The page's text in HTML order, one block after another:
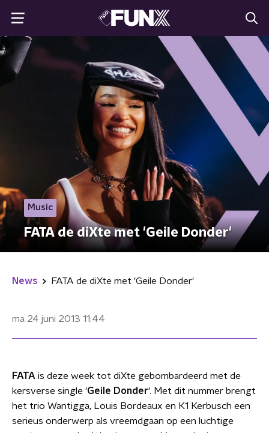
Music
FATA de diXte met 'Geile Donder'
News FATA de diXte met 'Geile Donder'
ma 24 juni 2013 11:44
FATA is deze week tot diXte gebombardeerd met de
kersverse single 'Geile Donder'. Met dit nummer brengt
het trio Wantigga, Louis Bordeaux en K1 Kerbusch een
serieus onderwerp als vreemdgaan op een luchtige